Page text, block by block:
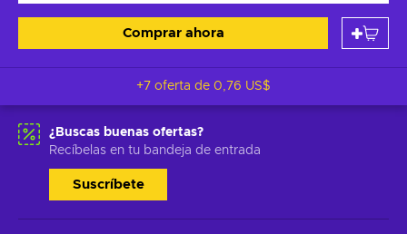
Comprar ahora
+7 oferta de 0,76 US$
¿Buscas buenas ofertas?
Recíbelas en tu bandeja de entrada
Suscríbete